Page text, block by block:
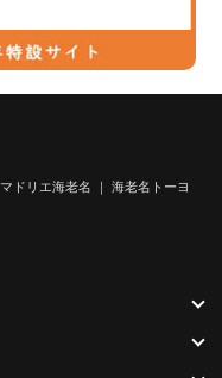
マドリエ海老名 ｜ 海老名トーヨ